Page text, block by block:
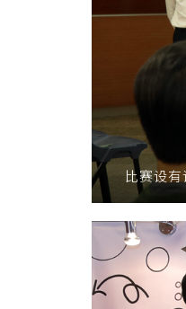
比赛设